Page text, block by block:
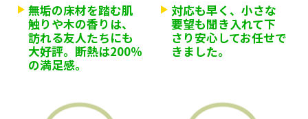
無垢の床材を踏む肌
触りや木の香りは、
訪れる友人たちにも
大好評。断熱は200％
の満足感。
対応も早く、小さな
要望も聞き入れて下
さり安心してお任せで
きました。